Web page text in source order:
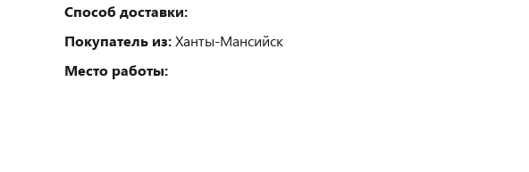
Способ доставки:
Покупатель из:Ханты-Мансийск
Место работы: